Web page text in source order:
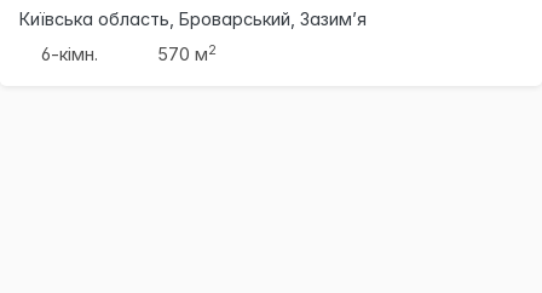
Київська область, Броварський, Зазим’я
6-кімн.
570 м2